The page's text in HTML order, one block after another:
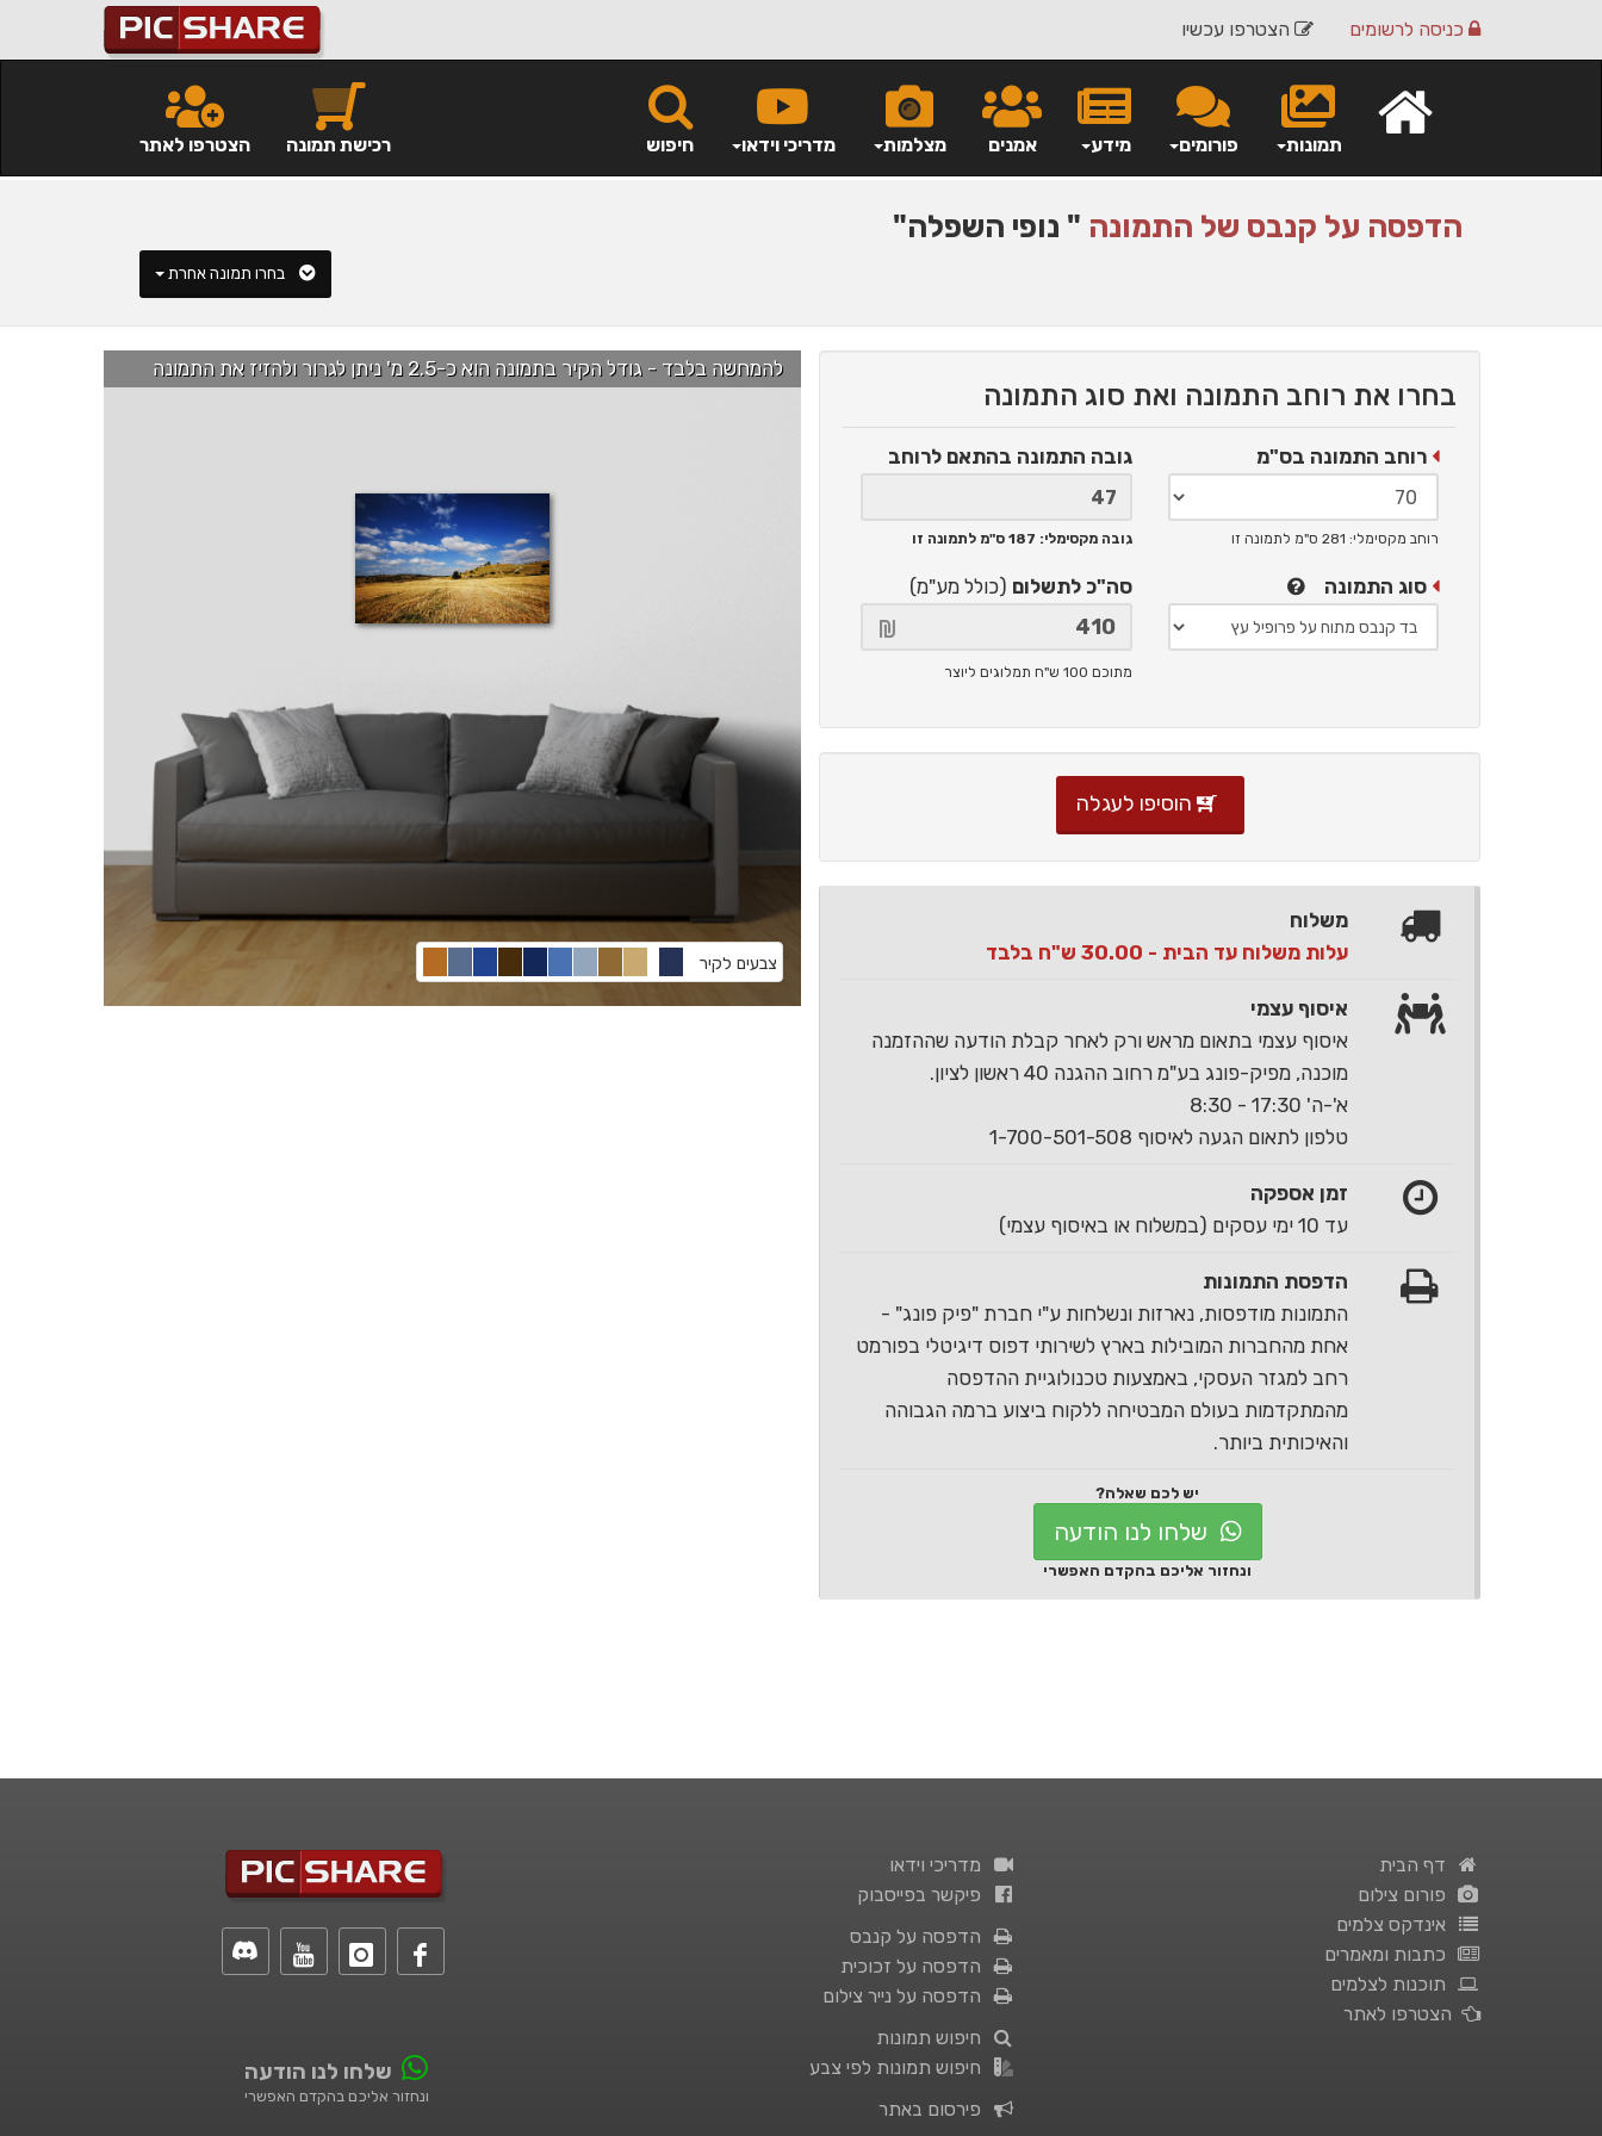
הצטרפו עכשיו כניסה לרשומים
חיפוש מדריכי וידאו מצלמות אמנים מידע פורומים תמונות הצטרפו לאתר רכישת תמונה
הדפסה על קנבס של התמונה " נופי השפלה"
להמחשה בלבד - גודל הקיר בתמונה הוא כ-2.5 מ' ניתן לגרור ולהזיז את התמונה
צבעים לקיר
בחרו את רוחב התמונה ואת סוג התמונה
רוחב התמונה בס"מ
רוחב מקסימלי: 281 ס"מ לתמונה זו
גובה התמונה בהתאם לרוחב
גובה מקסימלי: 187 ס"מ לתמונה זו
סוג התמונה סה"כ לתשלום (כולל מע"מ)
מתוכם 100 ש"ח תמלוגים ליוצר
הוסיפו לעגלה
משלוח
עלות משלוח עד הבית - 30.00 ש"ח בלבד
איסוף עצמי
איסוף עצמי בתאום מראש ורק לאחר קבלת הודעה שההזמנה
מוכנה, מפיק-פונג בע"מ רחוב ההגנה 40 ראשון לציון.
א'-ה' 17:30 - 8:30
טלפון לתאום הגעה לאיסוף 1-700-501-508
זמן אספקה
עד 10 ימי עסקים (במשלוח או באיסוף עצמי)
הדפסת התמונות
התמונות מודפסות, נארזות ונשלחות ע"י חברת "פיק פונג" -
אחת מהחברות המובילות בארץ לשירותי דפוס דיגיטלי בפורמט
רחב למגזר העסקי, באמצעות טכנולוגיית ההדפסה
מהמתקדמות בעולם המבטיחה ללקוח ביצוע ברמה הגבוהה
והאיכותית ביותר.
יש לכם שאלה?
שלחו לנו הודעה
ונחזור אליכם בהקדם האפשרי
שלחו לנו הודעה
ונחזור אליכם בהקדם האפשרי
מדריכי וידאו
פיקשר בפייסבוק
הדפסה על קנבס
הדפסה על זכוכית
הדפסה על נייר צילום
חיפוש תמונות
חיפוש תמונות לפי צבע
פירסום באתר
דף הבית
פורום צילום
אינדקס צלמים
כתבות ומאמרים
תוכנות לצלמים
הצטרפו לאתר